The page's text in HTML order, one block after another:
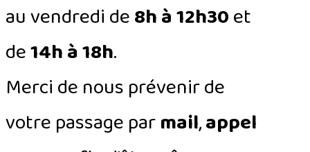
au vendredi de8h à 12h30et
de14h à 18h.
Merci de nous prévenir de
votre passage parmail,appel